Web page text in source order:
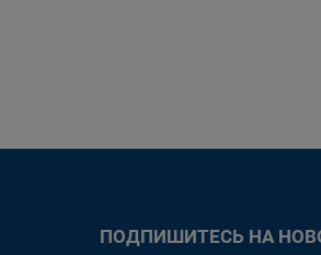
ПОДПИШИТЕСЬ НА